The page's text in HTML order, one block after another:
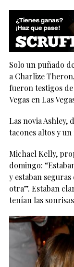
Solo un puñado
a Charlize
fueron testigos
Vegas en Las
Las novia Ashley,
tacones altos y un
Michael Kelly,
domingo:
y estaban
otra”. Estaban
tenían las